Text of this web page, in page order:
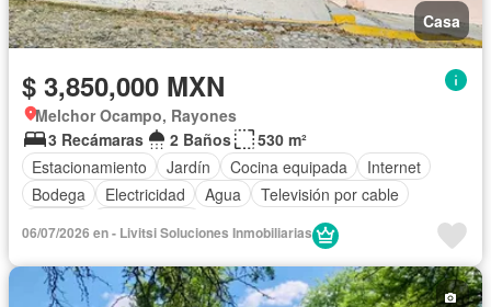
Casa
$ 3,850,000 MXN
Melchor Ocampo, Rayones
3 Recámaras
2 Baños
530 m²
Estacionamiento
Jardín Cocina equipada
Internet
Bodega
Electricidad Agua
Televisión por cable
06/07/2026 en - Livitsi Soluciones Inmobiliarias